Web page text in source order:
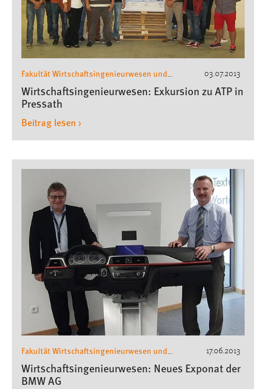
03.07.2013
Fakultät Wirtschaftsingenieurwesen und
Gesundheit , Wirtschaftsingenieurwesen
Exkursionen Wirtschaftsingenieurwesen
Wirtschaftsingenieurwesen: Exkursion zu ATP in
Pressath
Beitrag lesen ›
17.06.2013
Fakultät Wirtschaftsingenieurwesen und
Gesundheit , Wirtschaftsingenieurwesen
Wirtschaftsingenieurwesen: Neues Exponat der
BMW AG